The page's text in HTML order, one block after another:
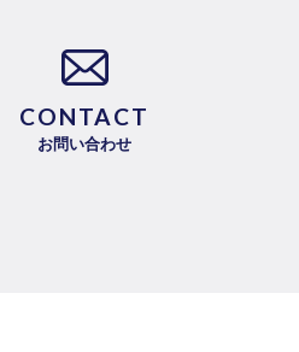
CONTACT
お問い合わせ